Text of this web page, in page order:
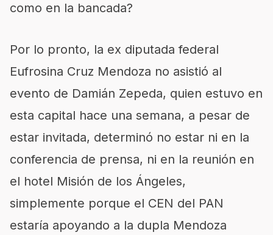
como en la bancada?
Por lo pronto, la ex diputada federal
Eufrosina Cruz Mendoza no asistió al
evento de Damián Zepeda, quien estuvo en
esta capital hace una semana, a pesar de
estar invitada, determinó no estar ni en la
conferencia de prensa, ni en la reunión en
el hotel Misión de los Ángeles,
simplemente porque el CEN del PAN
estaría apoyando a la dupla Mendoza